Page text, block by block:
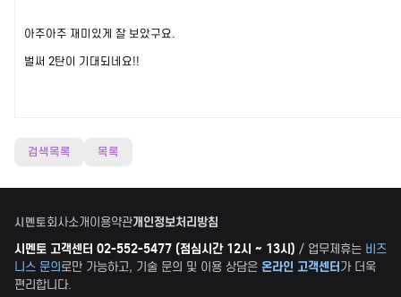
아주아주 재미있게 잘 보았구요.
벌써 2탄이 기대되네요!!
검색목록 목록
시멘토회사소개이용약관개인정보처리방침
시멘토 고객센터 02-552-5477 (점심시간 12시 ~ 13시) / 업무제휴는 비즈
니스 문의로만 가능하고, 기술 문의 및 이용 상담은 온라인 고객센터가 더욱
편리합니다.